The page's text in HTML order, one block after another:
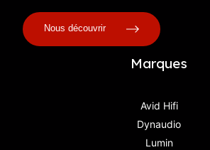
Nous découvrir
Marques
Avid Hifi
Dynaudio
Lumin